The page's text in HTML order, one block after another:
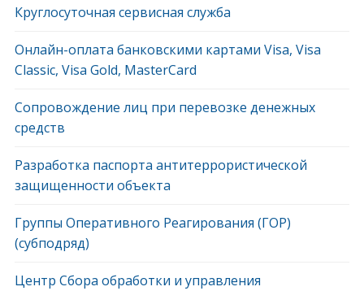
Круглосуточная сервисная служба
Онлайн-оплата банковскими картами Visa, Visa
Classic, Visa Gold, MasterCard
Сопровождение лиц при перевозке денежных
средств
Разработка паспорта антитеррористической
защищенности объекта
Группы Оперативного Реагирования (ГОР)
(субподряд)
Центр Сбора обработки и управления